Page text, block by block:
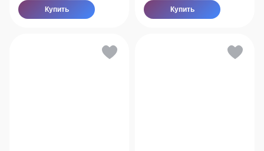
Купить Купить